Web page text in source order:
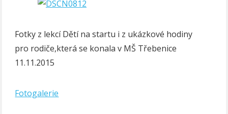
Fotky z lekcí Dětí na startu i z ukázkové hodiny
pro rodiče,která se konala v MŠ Třebenice
11.11.2015
Fotogalerie